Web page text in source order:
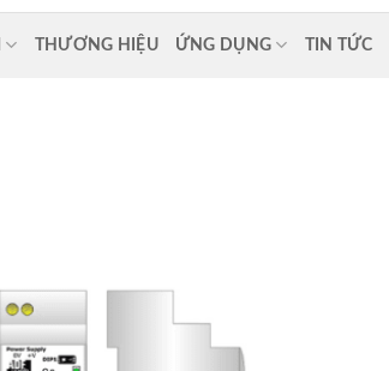
THƯƠNG HIỆU ỨNG DỤNG TIN TỨC